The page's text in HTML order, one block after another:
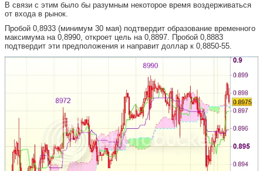
В связи с этим было бы разумным некоторое время воздерживаться
от входа в рынок.
Пробой 0,8933 (минимум 30 мая) подтвердит образование временного
максимума на 0,8990, откроет цель на 0,8897. Пробой 0,8883
подтвердит эти предположения и направит доллар к 0,8850-55.